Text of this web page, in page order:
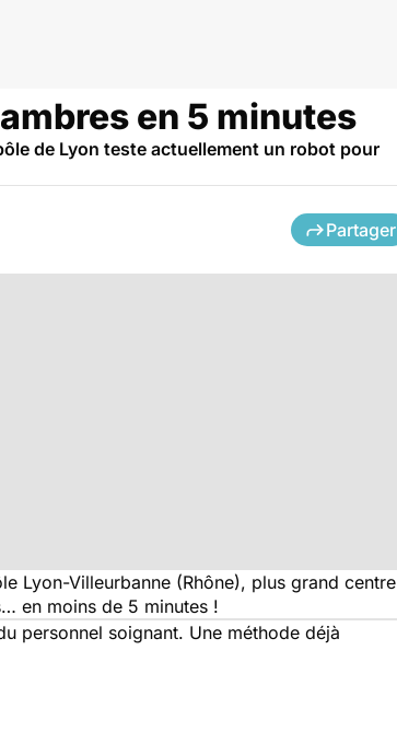
en 5 minutes
de Lyon teste actuellement un robot pour
Partager
Lyon-Villeurbanne (Rhône), plus grand centre
en moins de 5 minutes !
personnel soignant. Une méthode déjà